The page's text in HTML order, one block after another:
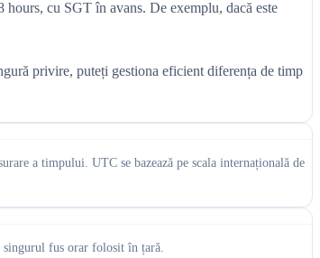
cu SGT în avans. De exemplu, dacă este
privire, puteți gestiona eficient diferența de timp
a timpului. UTC se bazează pe scala internațională de
singurul fus orar folosit în țară.